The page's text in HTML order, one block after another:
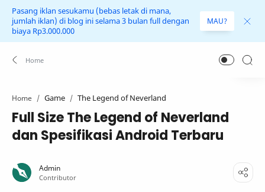
Pasang iklan sesukamu (bebas letak di mana,
jumlah iklan) di blog ini selama 3 bulan full dengan
biaya Rp3.000.000
MAU?
Home Game The Legend of Neverland
Full Size The Legend of Neverland
dan Spesifikasi Android Terbaru